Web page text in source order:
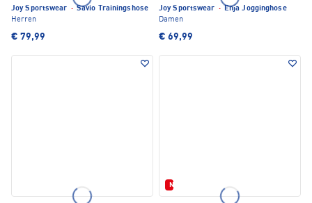
Joy Sportswear · Savio Trainingshose
Herren
€ 79,99
Joy Sportswear · Enja Jogginghose
Damen
€ 69,99
Neu